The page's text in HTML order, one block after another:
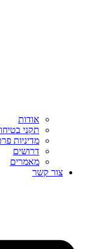
אודות
תקני
מדיניות
דרושים
מאמרים
צור קשר